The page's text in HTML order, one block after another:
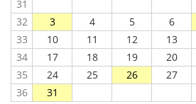
31
32
3 4 5 6
33
10 11 12 13
34
17 18 19 20
35
24 25 26 27
36
31